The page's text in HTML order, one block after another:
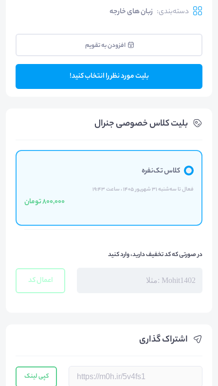
دسته‌بندی: زبان های خارجه
افزودن به تقویم
بلیت مورد نظر را انتخاب کنید!
اشتراک گذاری
کپی لینک
بلیت‌ کلاس خصوصی جنرال
کلاس تک‌نفره
فعال تا سه‌شنبه ۳۱ شهریور ۱۴۰۵ ، ساعت ۱۹:۴۳
800,000 تومان
در صورتی که کد تخفیف دارید، وارد کنید
اعمال کد